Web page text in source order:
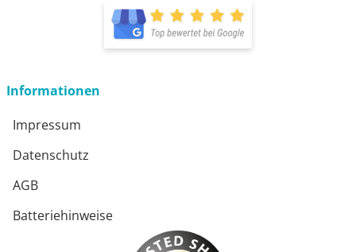
Informationen
Impressum
Datenschutz
AGB
Batteriehinweise